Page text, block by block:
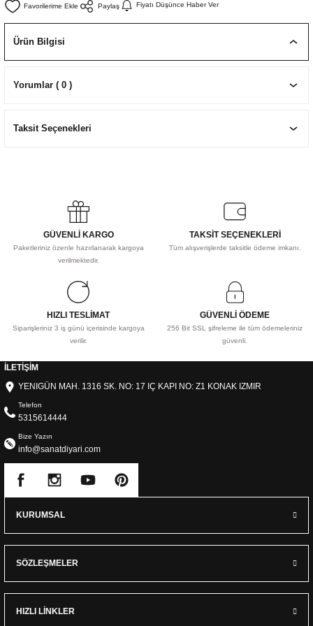
ÇİZİM SETLERİ
Paylaş Fiyatı Düşünce Haber Ver
Ürün Bilgisi
Yorumlar ( 0 )
Taksit Seçenekleri
GÜVENLİ KARGO
Paketleriniz özenle hazırlanarak kargoya
verilmektedir.
TAKSİT SEÇENEKLERİ
Tüm alışverişlerde taksitle ödeme imkanı.
HIZLI TESLİMAT
Siparişleriniz 3 iş günü içerisinde kargoya
verilir.
GÜVENLİ ÖDEME
256 Bit SSL şifreleme ile tüm ödemeleriniz
güvenli.
İLETİŞİM
YENIGÜN MAH. 1316 SK. NO: 17 IÇ KAPI NO: Z1 KONAK IZMIR
Telefon
5315614444
Bize Yazın
info@sanatdiyari.com
KURUMSAL
SÖZLEŞMELER
HIZLI LİNKLER